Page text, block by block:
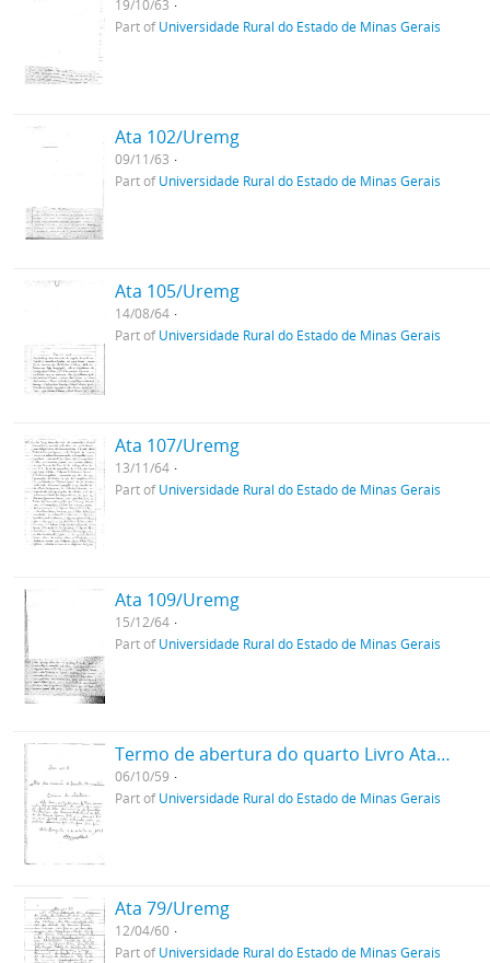
19/10/63
Part ofUniversidade Rural do Estado de Minas Gerais
Ata 102/Uremg
09/11/63
Part ofUniversidade Rural do Estado de Minas Gerais
Ata 105/Uremg
14/08/64
Part ofUniversidade Rural do Estado de Minas Gerais
Ata 107/Uremg
13/11/64
Part ofUniversidade Rural do Estado de Minas Gerais
Ata 109/Uremg
15/12/64
Part ofUniversidade Rural do Estado de Minas Gerais
Termo de abertura do quarto Livro Ata da Uremg
06/10/59
Part ofUniversidade Rural do Estado de Minas Gerais
Ata 79/Uremg
12/04/60
Part ofUniversidade Rural do Estado de Minas Gerais